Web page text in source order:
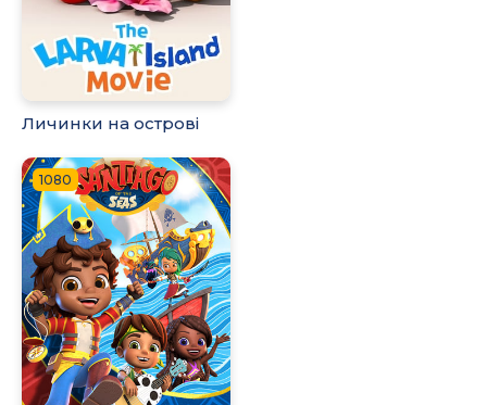
Личинки на острові
1080